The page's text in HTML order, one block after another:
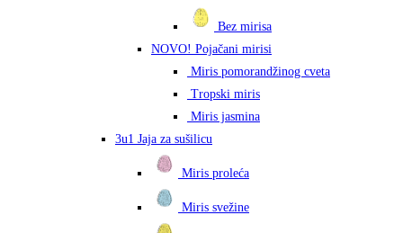
Bez mirisa
NOVO! Pojačani mirisi
Miris pomorandžinog cveta
Tropski miris
Miris jasmina
3u1 Jaja za sušilicu
Miris proleća
Miris svežine